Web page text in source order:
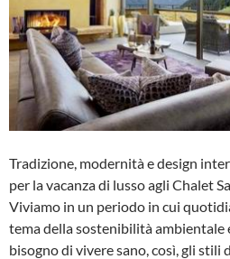
Tradizione, modernità e design
per la vacanza di lusso agli Chalet
Viviamo in un periodo in cui
tema della sostenibilità ambientale
bisogno di vivere sano, così, gli stili